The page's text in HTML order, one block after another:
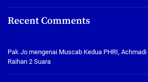
Recent Comments
Pak Jo mengenai Muscab Kedua PHRI, Achmadi
Raihan 2 Suara